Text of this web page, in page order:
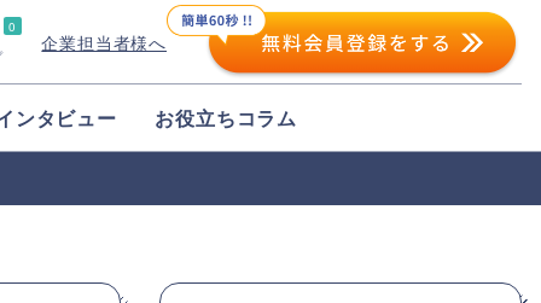
0
企業担当者様へ
ンタビュー お役立ちコラム